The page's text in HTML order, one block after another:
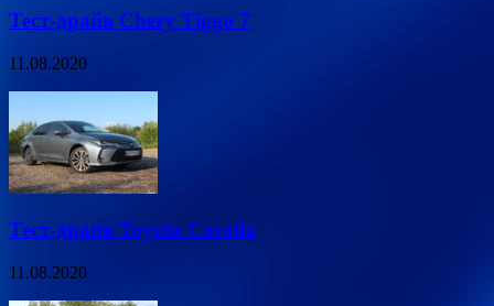
Тест-драйв Chery Tiggo 7
11.08.2020
Тест-драйв Toyota Corolla
11.08.2020